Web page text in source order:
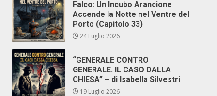
Falco: Un Incubo Arancione
Accende la Notte nel Ventre del
Porto (Capitolo 33)
24 Luglio 2026
“GENERALE CONTRO
GENERALE. IL CASO DALLA
CHIESA” – di Isabella Silvestri
19 Luglio 2026